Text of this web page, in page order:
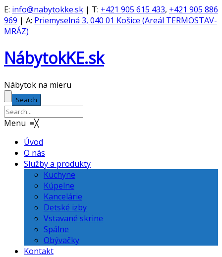
E: info@nabytokke.sk | T: +421 905 615 433, +421 905 886
969 | A: Priemyselná 3, 040 01 Košice (Areál TERMOSTAV-
MRÁZ)
NábytokKE.sk
Nábytok na mieru
Search
Menu ≡╳
Úvod
O nás
Služby a produkty
Kuchyne
Kúpelne
Kancelárie
Detské izby
Vstavané skrine
Spálne
Obývačky
Kontakt